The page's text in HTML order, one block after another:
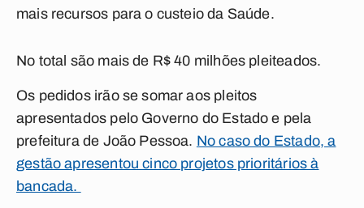
mais recursos para o custeio da Saúde.
No total são mais de R$ 40 milhões pleiteados.
Os pedidos irão se somar aos pleitos
apresentados pelo Governo do Estado e pela
prefeitura de João Pessoa. No caso do Estado, a
gestão apresentou cinco projetos prioritários à
bancada.